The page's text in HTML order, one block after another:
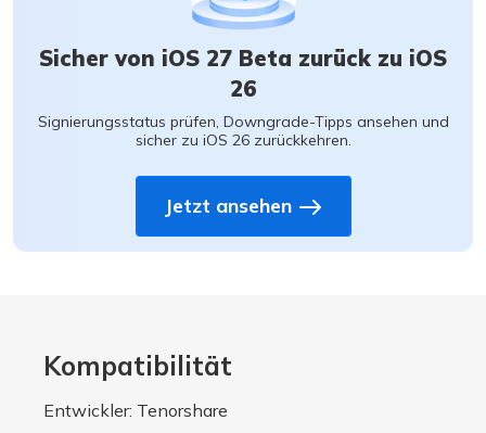
Sicher von iOS 27 Beta zurück zu iOS
26
Signierungsstatus prüfen, Downgrade-Tipps ansehen und
sicher zu iOS 26 zurückkehren.
Jetzt ansehen
Kompatibilität
Entwickler: Tenorshare